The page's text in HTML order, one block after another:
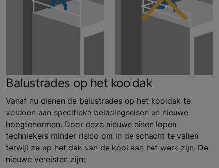
Balustrades op het kooidak
Vanaf nu dienen de balustrades op het kooidak te
voldoen aan specifieke beladingseisen en nieuwe
hoogtenormen. Door deze nieuwe eisen lopen
techniekers minder risico om in de schacht te vallen
terwijl ze op het dak van de kooi aan het werk zijn. De
nieuwe vereisten zijn: